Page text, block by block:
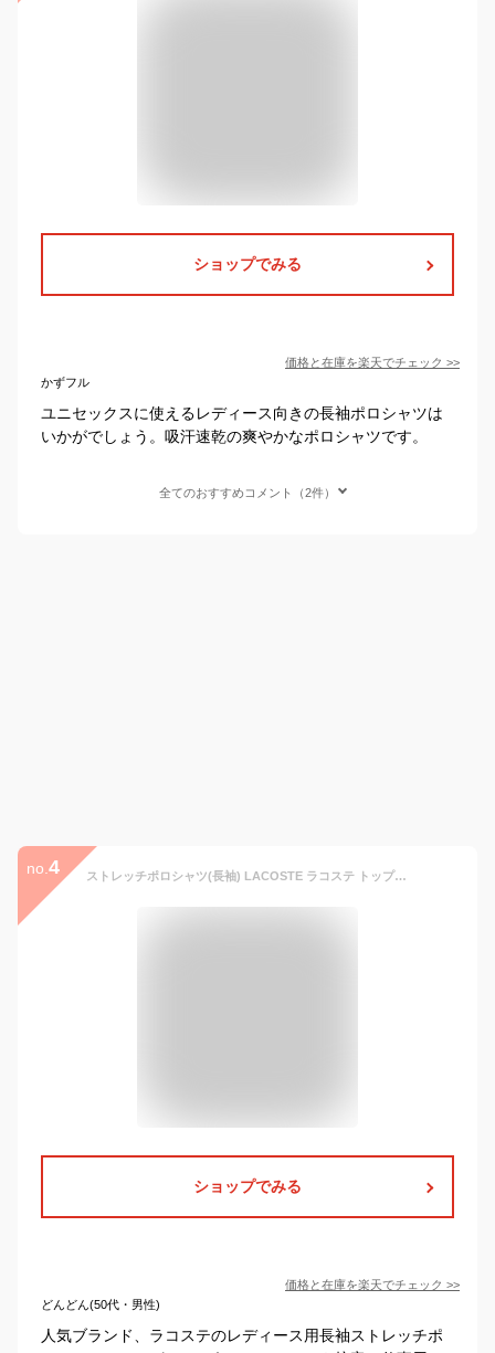
ショップでみる
価格と在庫を楽天でチェック >>
かずフル
ユニセックスに使えるレディース向きの長袖ポロシャツは
いかがでしょう。吸汗速乾の爽やかなポロシャツです。
全てのおすすめコメント（2件）
no. 4 ストレッチポロシャツ(長袖) LACOSTE ラコステ トップス ポロシャツ ホワイト レッド グリーン ブルー ピンク グレー ネイビー ブラック【送料無料】[Rakuten Fashion]
ショップでみる
価格と在庫を楽天でチェック >>
どんどん(50代・男性)
人気ブランド、ラコステのレディース用長袖ストレッチポ